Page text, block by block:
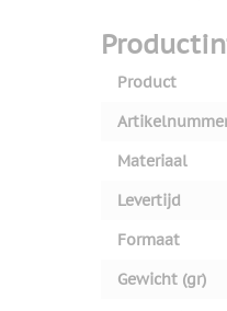
Product
Materiaal
Levertijd
Formaat
Gewicht (gr)